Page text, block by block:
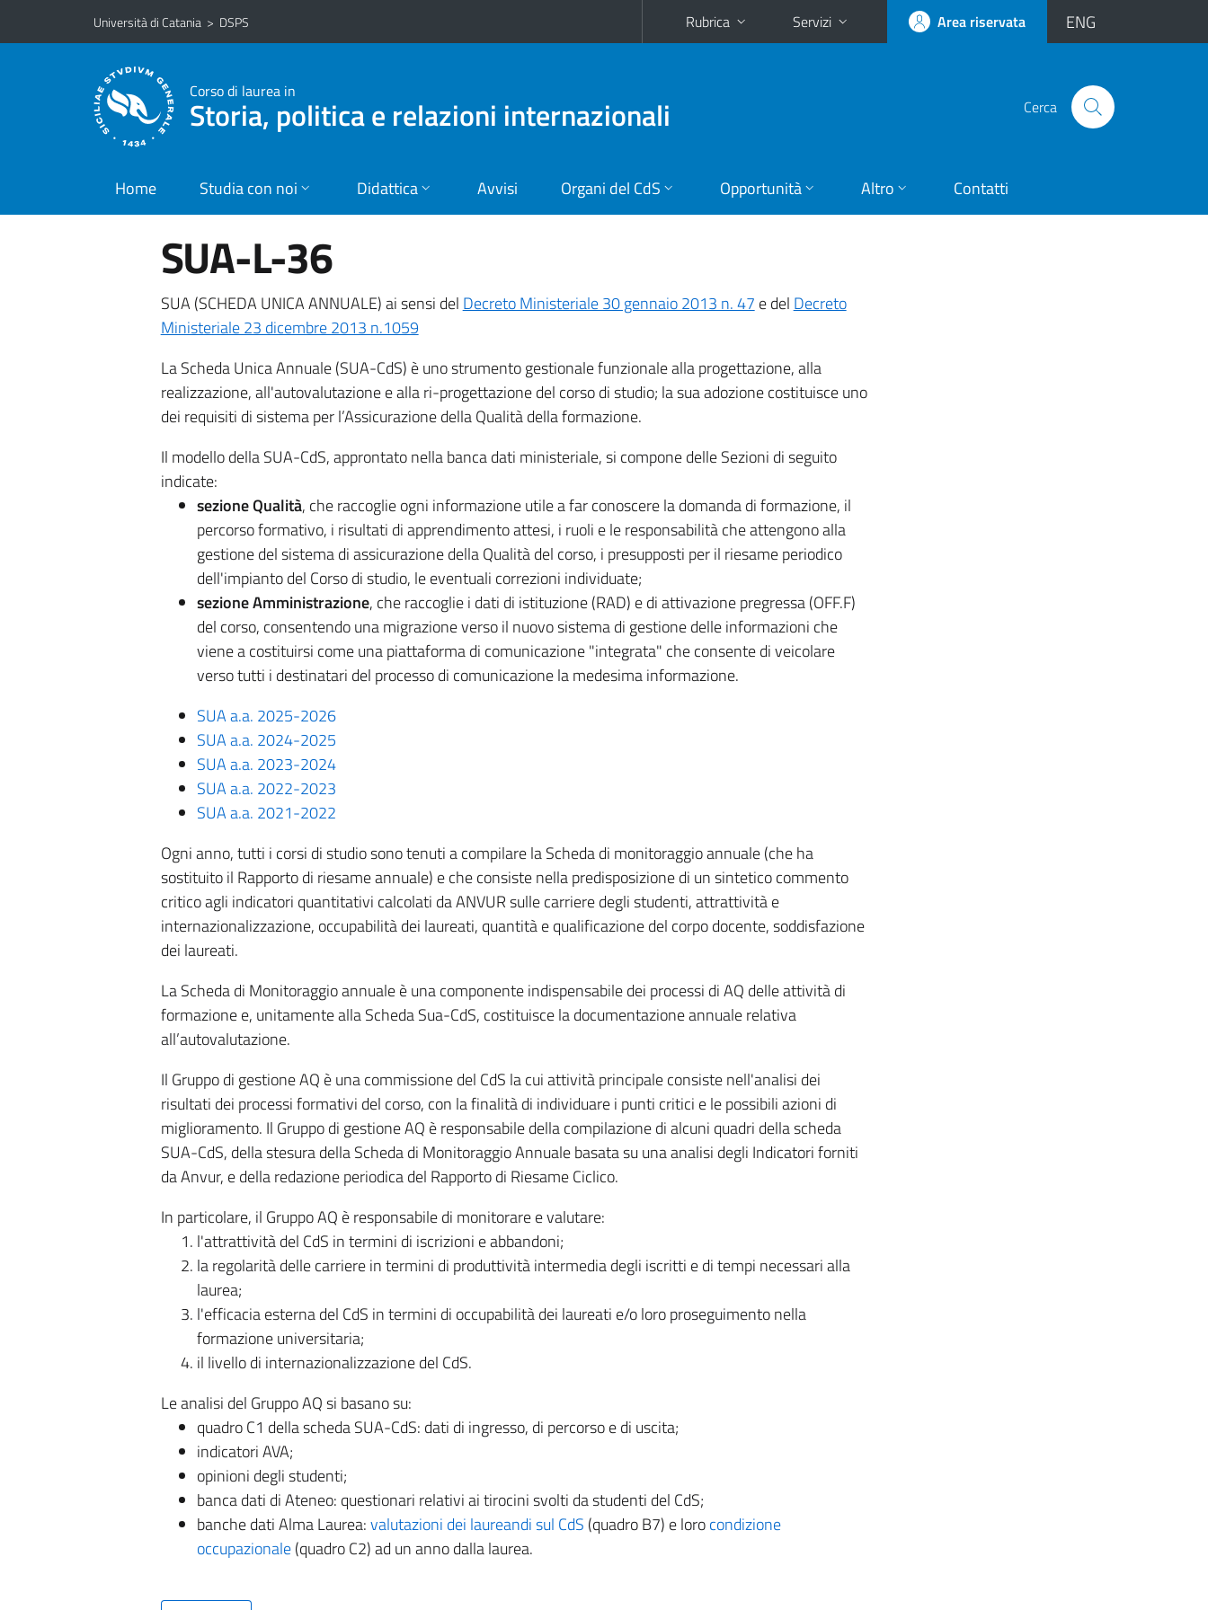
Vai al contenuto principale
Vai al menu di navigazione
Università di Catania > DSPS Rubrica Servizi Area riservata ENG
Corso di laurea in
Storia, politica e relazioni internazionali Cerca
Home Studia con noi Didattica Avvisi Organi del CdS Opportunità Altro Contatti
SUA-L-36
SUA (SCHEDA UNICA ANNUALE) ai sensi del Decreto Ministeriale 30 gennaio 2013 n. 47 e del Decreto
Ministeriale 23 dicembre 2013 n.1059
La Scheda Unica Annuale (SUA-CdS) è uno strumento gestionale funzionale alla progettazione, alla
realizzazione, all'autovalutazione e alla ri-progettazione del corso di studio; la sua adozione costituisce uno
dei requisiti di sistema per l’Assicurazione della Qualità della formazione.
Il modello della SUA-CdS, approntato nella banca dati ministeriale, si compone delle Sezioni di seguito
indicate:
sezione Qualità, che raccoglie ogni informazione utile a far conoscere la domanda di formazione, il
percorso formativo, i risultati di apprendimento attesi, i ruoli e le responsabilità che attengono alla
gestione del sistema di assicurazione della Qualità del corso, i presupposti per il riesame periodico
dell'impianto del Corso di studio, le eventuali correzioni individuate;
sezione Amministrazione, che raccoglie i dati di istituzione (RAD) e di attivazione pregressa (OFF.F)
del corso, consentendo una migrazione verso il nuovo sistema di gestione delle informazioni che
viene a costituirsi come una piattaforma di comunicazione "integrata" che consente di veicolare
verso tutti i destinatari del processo di comunicazione la medesima informazione.
SUA a.a. 2025-2026
SUA a.a. 2024-2025
SUA a.a. 2023-2024
SUA a.a. 2022-2023
SUA a.a. 2021-2022
Ogni anno, tutti i corsi di studio sono tenuti a compilare la Scheda di monitoraggio annuale (che ha
sostituito il Rapporto di riesame annuale) e che consiste nella predisposizione di un sintetico commento
critico agli indicatori quantitativi calcolati da ANVUR sulle carriere degli studenti, attrattività e
internazionalizzazione, occupabilità dei laureati, quantità e qualificazione del corpo docente, soddisfazione
dei laureati.
La Scheda di Monitoraggio annuale è una componente indispensabile dei processi di AQ delle attività di
formazione e, unitamente alla Scheda Sua-CdS, costituisce la documentazione annuale relativa
all’autovalutazione.
Il Gruppo di gestione AQ è una commissione del CdS la cui attività principale consiste nell'analisi dei
risultati dei processi formativi del corso, con la finalità di individuare i punti critici e le possibili azioni di
miglioramento. Il Gruppo di gestione AQ è responsabile della compilazione di alcuni quadri della scheda
SUA-CdS, della stesura della Scheda di Monitoraggio Annuale basata su una analisi degli Indicatori forniti
da Anvur, e della redazione periodica del Rapporto di Riesame Ciclico.
In particolare, il Gruppo AQ è responsabile di monitorare e valutare:
l'attrattività del CdS in termini di iscrizioni e abbandoni;
la regolarità delle carriere in termini di produttività intermedia degli iscritti e di tempi necessari alla
laurea;
l'efficacia esterna del CdS in termini di occupabilità dei laureati e/o loro proseguimento nella
formazione universitaria;
il livello di internazionalizzazione del CdS.
Le analisi del Gruppo AQ si basano su:
quadro C1 della scheda SUA-CdS: dati di ingresso, di percorso e di uscita;
indicatori AVA;
opinioni degli studenti;
banca dati di Ateneo: questionari relativi ai tirocini svolti da studenti del CdS;
banche dati Alma Laurea:valutazioni dei laureandi sul CdS (quadro B7) e lorocondizione
occupazionale(quadro C2) ad un anno dalla laurea.